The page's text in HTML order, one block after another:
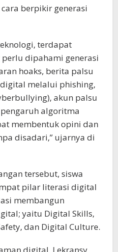
berpikir generasi
terdapat
dipahami generasi
hoaks, berita palsu
melalui phishing,
akun palsu
algoritma
membentuk opini dan
disadari,” ujarnya di
tersebut, siswa
pilar literasi digital
membangun
yaitu Digital Skills,
dan Digital Culture.
digital, Lekransy